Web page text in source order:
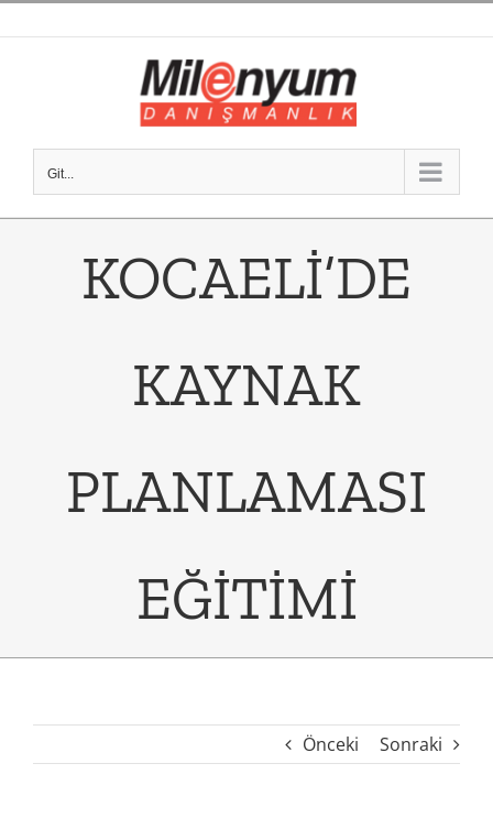
to
Git...
KOCAELİ’DE
KAYNAK
PLANLAMASI
EĞİTİMİ
Önceki Sonraki